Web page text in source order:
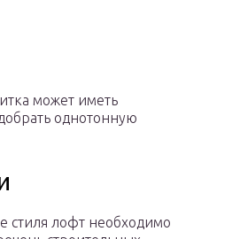
может иметь
однотонную
стиля лофт необходимо